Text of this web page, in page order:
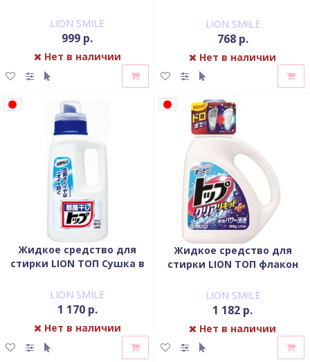
LION SMILE
999 р.
Нет в наличии
600 мл
LION SMILE
768 р.
Нет в наличии
Жидкое средство для
стирки LION ТОП Cушка в
LION SMILE
1 170 р.
Нет в наличии
Жидкое средство для
стирки LION ТОП флакон
LION SMILE
1 182 р.
Нет в наличии